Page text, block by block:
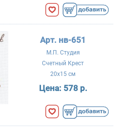
Арт. нв-651
М.П. Студия
Счетный Крест
20x15 см
Цена: 578 р.